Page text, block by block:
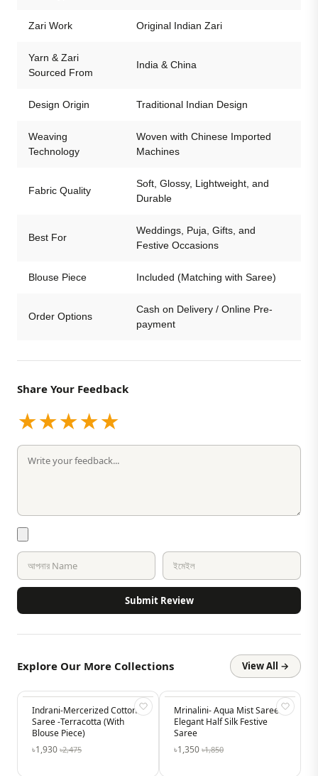
Zari Work Original Indian Zari
Yarn & Zari
Sourced From
India & China
Design Origin Traditional Indian Design
Weaving
Technology
Woven with Chinese Imported
Machines
Fabric Quality
Soft, Glossy, Lightweight, and
Durable
Best For
Weddings, Puja, Gifts, and
Festive Occasions
Blouse Piece Included (Matching with Saree)
Order Options
Cash on Delivery / Online Pre-
payment
Share Your Feedback
★★★★★
Submit Review
Explore Our More Collections View All →
-22%
Indrani-Mercerized Cotton
Saree -Terracotta (With
Blouse Piece)
৳1,930 ৳2,475
-27%
Mrinalini- Aqua Mist Saree –
Elegant Half Silk Festive
Saree
৳1,350 ৳1,850